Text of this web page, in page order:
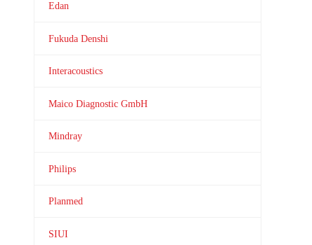
Edan
Fukuda Denshi
Interacoustics
Maico Diagnostic GmbH
Mindray
Philips
Planmed
SIUI